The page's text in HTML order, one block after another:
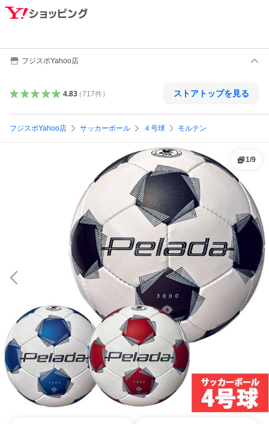
フジスポYahoo店
4.83（717件） ストアトップを見る
フジスポYahoo店 サッカーボール ４号球 モルテン
1/9